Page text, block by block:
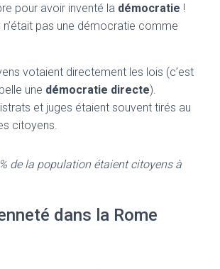
pour avoir inventé la démocratie !
pas une démocratie comme
votaient directement les lois (c’est
une démocratie directe).
et juges étaient souvent tirés au
citoyens.
de la population étaient citoyens à
dans la Rome